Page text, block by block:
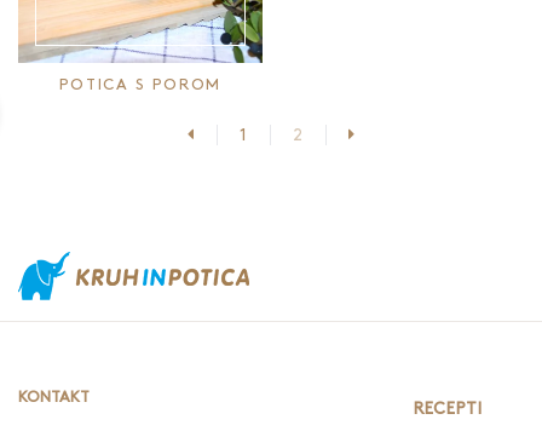
POTICA S POROM
Prejšnja stran
1 2 Naslednja stran
KONTAKT
RECEPTI